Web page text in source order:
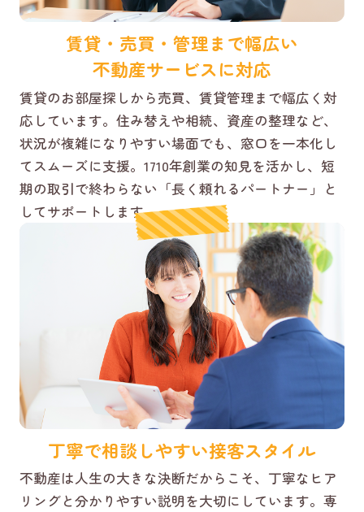
賃貸・売買・管理まで幅広い
不動産サービスに対応
賃貸のお部屋探しから売買、賃貸管理まで幅広く対
応しています。住み替えや相続、資産の整理など、
状況が複雑になりやすい場面でも、窓口を一本化し
てスムーズに支援。1710年創業の知見を活かし、短
期の取引で終わらない「長く頼れるパートナー」と
してサポートします。
丁寧で相談しやすい接客スタイル
不動産は人生の大きな決断だからこそ、丁寧なヒア
リングと分かりやすい説明を大切にしています。専